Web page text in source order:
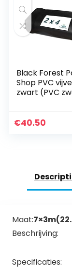
Black Forest
Shop PVC
zwart (PVC
€40.50
Maat:
Beschrijving:
Specificaties: